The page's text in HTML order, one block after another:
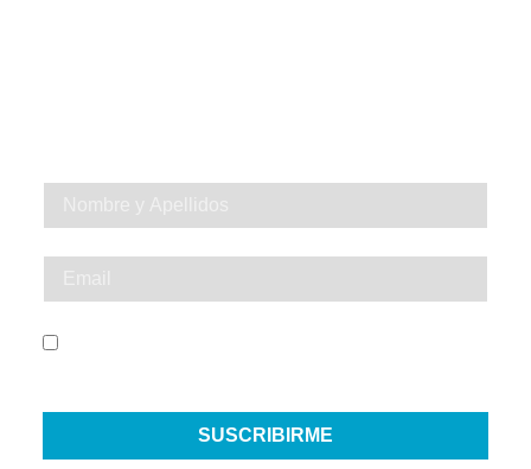
SUSCRIBIRME